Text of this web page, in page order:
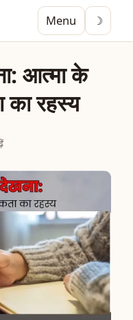
Menu ☽
आत्मा के
का रहस्य